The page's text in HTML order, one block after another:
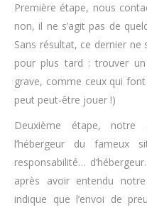
Première étape, nous
non, il ne s’agit pas de
Sans résultat, ce dernier ne
pour plus tard : trouver
grave, comme ceux qui
peut peut-être jouer !)
Deuxième étape, notre
l’hébergeur du
responsabilité…
après avoir entendu
indique que l’envoi de